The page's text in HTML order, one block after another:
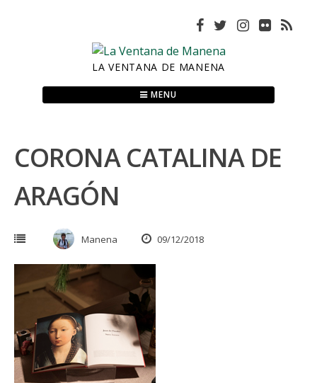
LA VENTANA DE MANENA
MENU
CORONA CATALINA DE
ARAGÓN
Manena 09/12/2018